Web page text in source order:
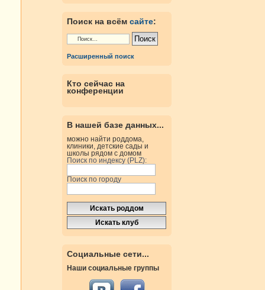
Поиск на всём сайте:
Расширенный поиск
Кто сейчас на
конференции
В нашей базе данных...
можно найти роддома,
клиники, детские сады и
школы рядом с домом
Поиск по индексу (PLZ):
Поиск по городу
Социальные сети...
Наши социальные группы